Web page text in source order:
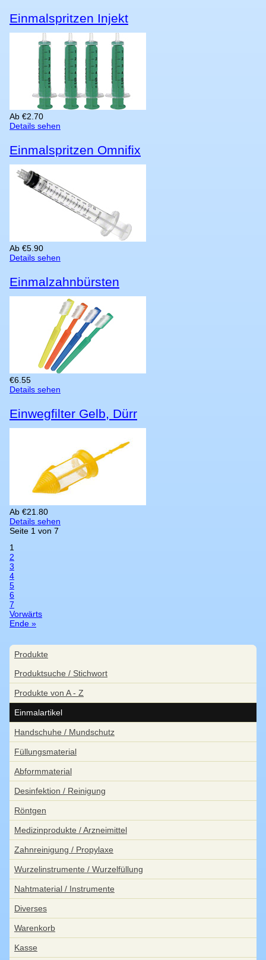
Einmalspritzen Injekt
Ab €2.70
Details sehen
Einmalspritzen Omnifix
Ab €5.90
Details sehen
Einmalzahnbürsten
€6.55
Details sehen
Einwegfilter Gelb, Dürr
Ab €21.80
Details sehen
Seite 1 von 7
1
2
3
4
5
6
7
Vorwärts
Ende »
Navigation
überspringen
Produkte
Produktsuche / Stichwort
Produkte von A - Z
Einmalartikel
Handschuhe / Mundschutz
Füllungsmaterial
Abformmaterial
Desinfektion / Reinigung
Röntgen
Medizinprodukte / Arzneimittel
Zahnreinigung / Propylaxe
Wurzelinstrumente / Wurzelfüllung
Nahtmaterial / Instrumente
Diverses
Warenkorb
Kasse